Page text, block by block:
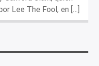
Lee The Fool, en […]